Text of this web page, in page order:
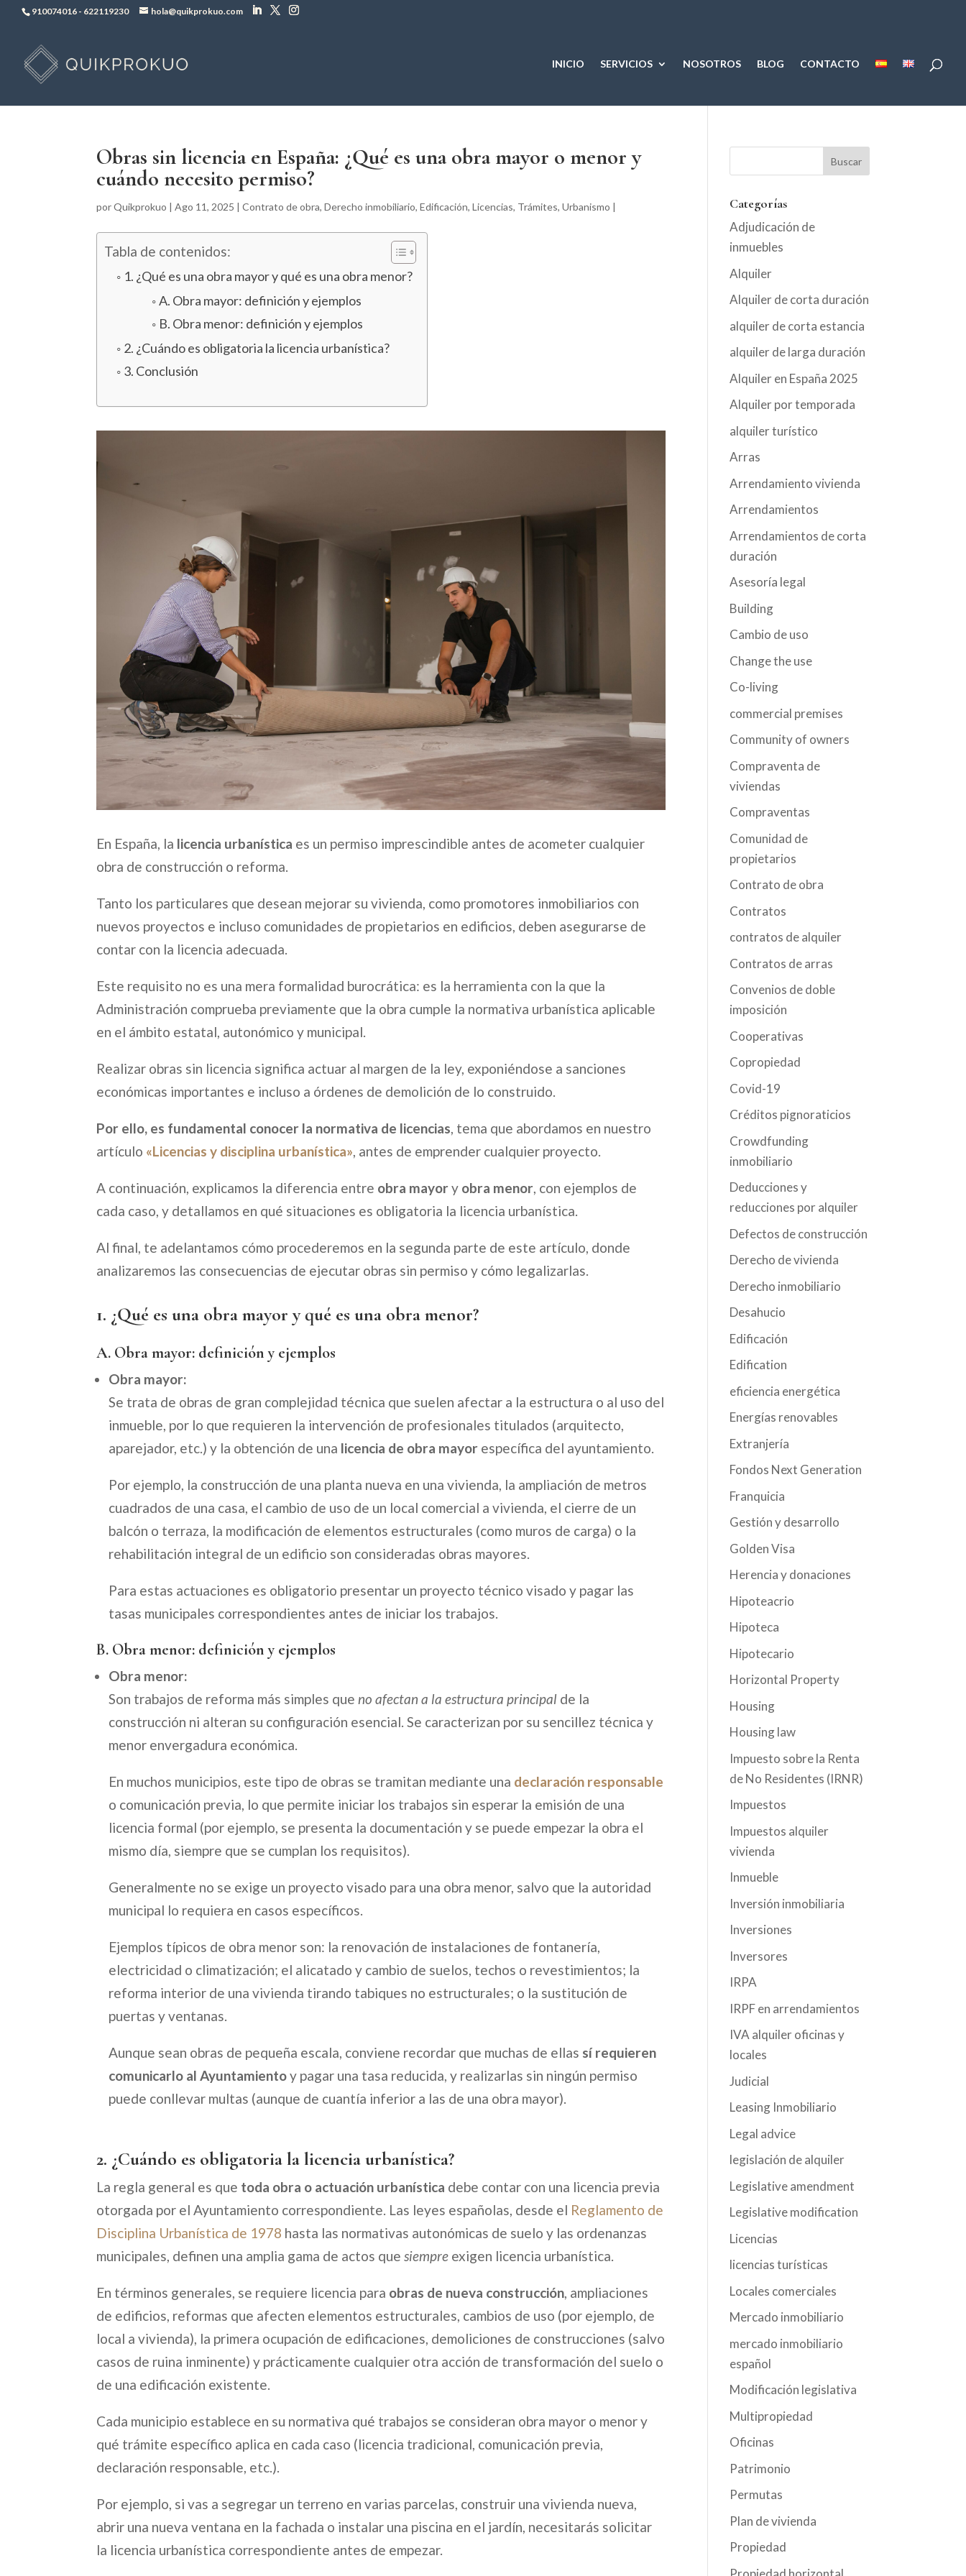
910074016 - 622119230 hola@quikprokuo.com
INICIO SERVICIOS NOSOTROS BLOG CONTACTO
Obras sin licencia en España: ¿Qué es una obra mayor o menor y
cuándo necesito permiso?
porQuikprokuo |Ago 11, 2025 |Contrato de obra,Derecho inmobiliario,Edificación,Licencias, Trámites,Urbanismo |
Tabla de contenidos:
1. ¿Qué es una obra mayor y qué es una obra menor?
A. Obra mayor: definición y ejemplos
B. Obra menor: definición y ejemplos
2. ¿Cuándo es obligatoria la licencia urbanística?
3. Conclusión
En España, la licencia urbanística es un permiso imprescindible antes de acometer cualquier
obra de construcción o reforma.
Tanto los particulares que desean mejorar su vivienda, como promotores inmobiliarios con
nuevos proyectos e incluso comunidades de propietarios en edificios, deben asegurarse de
contar con la licencia adecuada.
Este requisito no es una mera formalidad burocrática: es la herramienta con la que la
Administración comprueba previamente que la obra cumple la normativa urbanística aplicable
en el ámbito estatal, autonómico y municipal.
Realizar obras sin licencia significa actuar al margen de la ley, exponiéndose a sanciones
económicas importantes e incluso a órdenes de demolición de lo construido.
Por ello, es fundamental conocer la normativa de licencias, tema que abordamos en nuestro
artículo «Licencias y disciplina urbanística», antes de emprender cualquier proyecto.
A continuación, explicamos la diferencia entre obra mayory obra menor, con ejemplos de
cada caso, y detallamos en qué situaciones es obligatoria la licencia urbanística.
Al final, te adelantamos cómo procederemos en la segunda parte de este artículo, donde
analizaremos las consecuencias de ejecutar obras sin permiso y cómo legalizarlas.
1. ¿Qué es una obra mayor y qué es una obra menor?
A. Obra mayor: definición y ejemplos
Obra mayor:
Se trata de obras de gran complejidad técnica que suelen afectar a la estructura o al uso del
inmueble, por lo que requieren la intervención de profesionales titulados (arquitecto,
aparejador, etc.) y la obtención de una licencia de obra mayor específica del ayuntamiento.
Por ejemplo, la construcción de una planta nueva en una vivienda, la ampliación de metros
cuadrados de una casa, el cambio de uso de un local comercial a vivienda, el cierre de un
balcón o terraza, la modificación de elementos estructurales (como muros de carga) o la
rehabilitación integral de un edificio son consideradas obras mayores.
Para estas actuaciones es obligatorio presentar un proyecto técnico visado y pagar las
tasas municipales correspondientes antes de iniciar los trabajos.
B. Obra menor: definición y ejemplos
Obra menor:
Son trabajos de reforma más simples queno afectan a la estructura principal de la
construcción ni alteran su configuración esencial. Se caracterizan por su sencillez técnica y
menor envergadura económica.
En muchos municipios, este tipo de obras se tramitan mediante una declaración responsable
o comunicación previa, lo que permite iniciar los trabajos sin esperar la emisión de una
licencia formal (por ejemplo, se presenta la documentación y se puede empezar la obra el
mismo día, siempre que se cumplan los requisitos).
Generalmente no se exige un proyecto visado para una obra menor, salvo que la autoridad
municipal lo requiera en casos específicos.
Ejemplos típicos de obra menor son: la renovación de instalaciones de fontanería,
electricidad o climatización; el alicatado y cambio de suelos, techos o revestimientos; la
reforma interior de una vivienda tirando tabiques no estructurales; o la sustitución de
puertas y ventanas.
Aunque sean obras de pequeña escala, conviene recordar que muchas de ellas sí requieren
comunicarlo al Ayuntamientoy pagar una tasa reducida, y realizarlas sin ningún permiso
puede conllevar multas (aunque de cuantía inferior a las de una obra mayor).
2. ¿Cuándo es obligatoria la licencia urbanística?
La regla general es que toda obra o actuación urbanística debe contar con una licencia previa
otorgada por el Ayuntamiento correspondiente. Las leyes españolas, desde el Reglamento de
Disciplina Urbanística de 1978 hasta las normativas autonómicas de suelo y las ordenanzas
municipales, definen una amplia gama de actos quesiempre exigen licencia urbanística.
En términos generales, se requiere licencia para obras de nueva construcción, ampliaciones
de edificios, reformas que afecten elementos estructurales, cambios de uso (por ejemplo, de
local a vivienda), la primera ocupación de edificaciones, demoliciones de construcciones (salvo
casos de ruina inminente) y prácticamente cualquier otra acción de transformación del suelo o
de una edificación existente.
Cada municipio establece en su normativa qué trabajos se consideran obra mayor o menor y
qué trámite específico aplica en cada caso (licencia tradicional, comunicación previa,
declaración responsable, etc.).
Por ejemplo, si vas a segregar un terreno en varias parcelas, construir una vivienda nueva,
abrir una nueva ventana en la fachada o instalar una piscina en el jardín, necesitarás solicitar
la licencia urbanística correspondiente antes de empezar.
Categorías
Adjudicación de
inmuebles
Alquiler
Alquiler de corta duración
alquiler de corta estancia
alquiler de larga duración
Alquiler en España 2025
Alquiler por temporada
alquiler turístico
Arras
Arrendamiento vivienda
Arrendamientos
Arrendamientos de corta
duración
Asesoría legal
Building
Cambio de uso
Change the use
Co-living
commercial premises
Community of owners
Compraventa de
viviendas
Compraventas
Comunidad de
propietarios
Contrato de obra
Contratos
contratos de alquiler
Contratos de arras
Convenios de doble
imposición
Cooperativas
Copropiedad
Covid-19
Créditos pignoraticios
Crowdfunding
inmobiliario
Deducciones y
reducciones por alquiler
Defectos de construcción
Derecho de vivienda
Derecho inmobiliario
Desahucio
Edificación
Edification
eficiencia energética
Energías renovables
Extranjería
Fondos Next Generation
Franquicia
Gestión y desarrollo
Golden Visa
Herencia y donaciones
Hipoteacrio
Hipoteca
Hipotecario
Horizontal Property
Housing
Housing law
Impuesto sobre la Renta
de No Residentes (IRNR)
Impuestos
Impuestos alquiler
vivienda
Inmueble
Inversión inmobiliaria
Inversiones
Inversores
IRPA
IRPF en arrendamientos
IVA alquiler oficinas y
locales
Judicial
Leasing Inmobiliario
Legal advice
legislación de alquiler
Legislative amendment
Legislative modification
Licencias
licencias turísticas
Locales comerciales
Mercado inmobiliario
mercado inmobiliario
español
Modificación legislativa
Multipropiedad
Oficinas
Patrimonio
Permutas
Plan de vivienda
Propiedad